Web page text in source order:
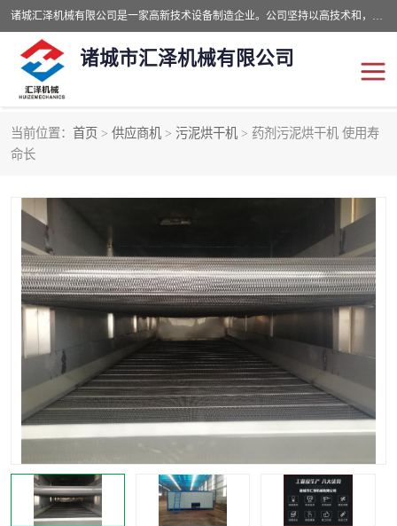
诸城汇泽机械有限公司是一家高新技术设备制造企业。公司坚持以高技术和，高服务于用户，以的环保机械制造设备赢的用户的信赖。现在主要生产死亡畜禽无害化处理和立式和卧式有机肥设备，搅拌机，烘干机，高温发酵机等。污水处理设备，固液分离机。气浮机，化制机等。公司秉承品质，用户至上，科技创新的经营理。
诸城市汇泽机械有限公司
当前位置： 首页 > 供应商机 > 污泥烘干机 > 药剂污泥烘干机 使用寿
命长发酵设备
鸡粪发酵机 有机肥设备
纳米膜好氧发酵堆肥机 粪污烘干酶体机
膜式堆肥机 纳米膜发酵
膜式发酵仓 分子膜堆肥仓
分子膜发酵堆肥设备